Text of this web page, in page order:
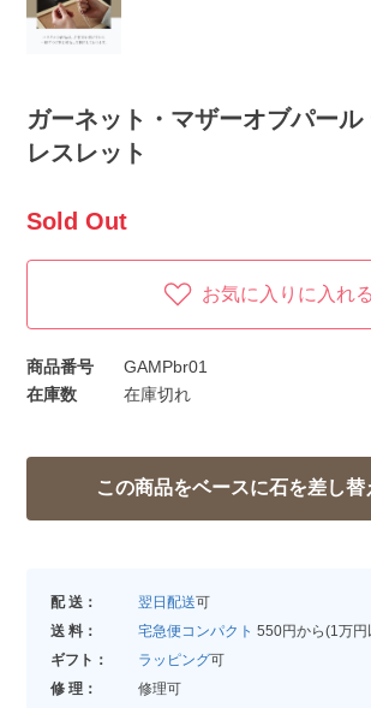
ガーネット・マザーオブパー
レスレット
Sold Out
お気に入りに入れる
商品番号
GAMPbr01
在庫数
在庫切れ
配 送： 翌日配送可
送 料：
宅急便コンパクト 550円から(1万
ギフト：
ラッピング可
修 理：
修理可